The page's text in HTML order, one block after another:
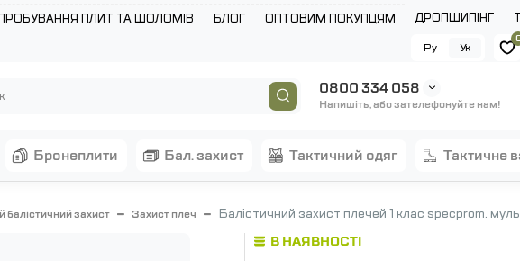
ПЛИТ ТА ШОЛОМІВ БЛОГ ОПТОВИМ ПОКУПЦЯМ ДРОПШИПІНГ
Ру Ук
0800 334 058
Напишіть, або зателефонуйте нам!
бронеплити бал. захист тактичний одяг тактичне
балістичний захист Захист плеч Балістичний захист плечей 1 клас specprom.
В НАЯВНОСТІ